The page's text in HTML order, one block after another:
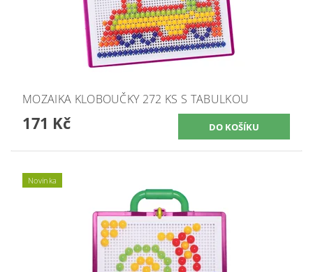
MOZAIKA KLOBOUČKY 272 KS S TABULKOU
171 Kč
Novinka